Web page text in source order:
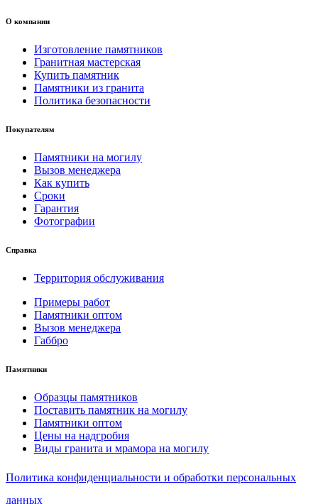
О компании
Изготовление памятников
Гранитная мастерская
Купить памятник
Памятники из гранита
Политика безопасности
Покупателям
Памятники на могилу
Вызов менеджера
Как купить
Сроки
Гарантия
Фотографии
Справка
Территория обслуживания
Примеры работ
Памятники оптом
Вызов менеджера
Габбро
Памятники
Образцы памятников
Поставить памятник на могилу
Памятники оптом
Цены на надгробия
Виды гранита и мрамора на могилу
Политика конфиденциальности и обработки персональных
данных